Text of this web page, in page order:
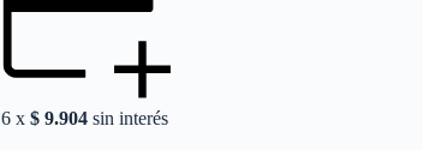
6 x $9.904sin interés